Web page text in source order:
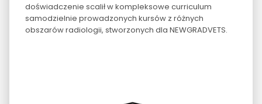
doświadczenie scalił w kompleksowe curriculum
samodzielnie prowadzonych kursów z różnych
obszarów radiologii, stworzonych dla NEWGRADVETS.